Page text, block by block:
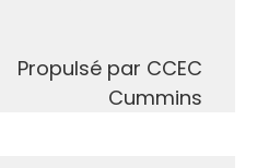
Propulsé par CCEC
Cummins